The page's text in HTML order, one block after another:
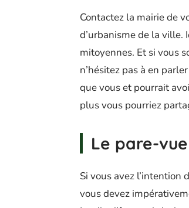
Contactez la mairie de
d’urbanisme de la ville.
mitoyennes. Et si vous
n’hésitez pas à en
que vous et pourrait
plus vous pourriez
Le pare-
Si vous avez
vous devez